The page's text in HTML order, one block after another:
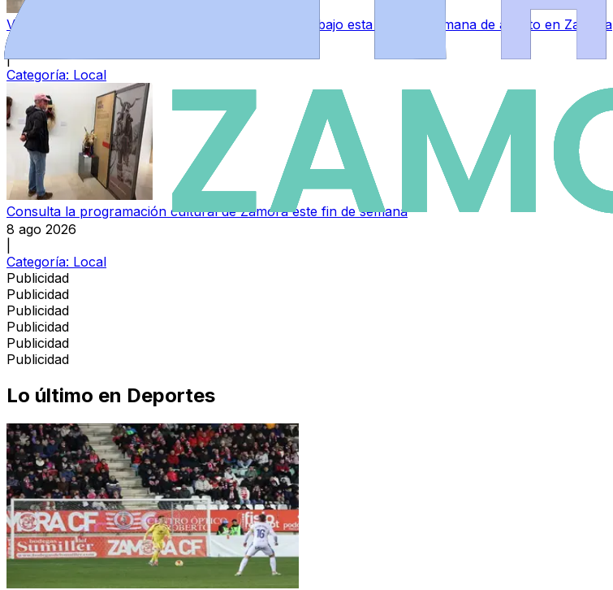
Varias empresas ofertan más de 30 puestos de trabajo esta primera semana de agosto en Zamora
8 ago 2026
|
Categoría: Local
Consulta la programación cultural de Zamora este fin de semana
8 ago 2026
Categoría: Local
Publicidad
Publicidad
Publicidad
Publicidad
Publicidad
Publicidad
Lo último en Deportes